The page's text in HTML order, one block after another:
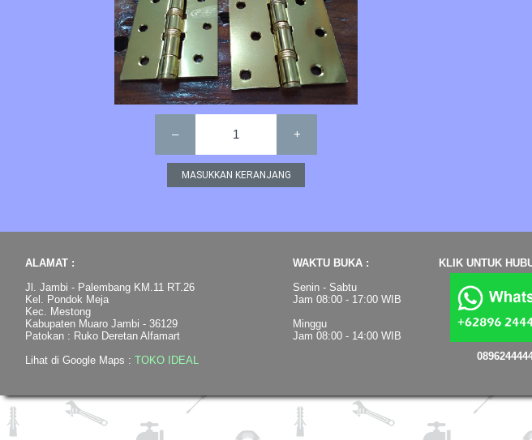
– 1 +
ALAMAT :
Jl. Jambi - Palembang KM.11 RT.26
Kel. Pondok Meja
Kec. Mestong
Kabupaten Muaro Jambi - 36129
Patokan : Ruko Deretan Alfamart
Lihat di Google Maps : TOKO IDEAL
WAKTU BUKA :
Senin - Sabtu
Jam 08:00 - 17:00 WIB
Minggu
Jam 08:00 - 14:00 WIB
KLIK UNTUK